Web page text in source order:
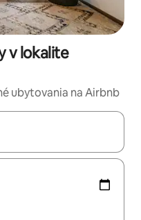
v lokalite
ubytovania na Airbnb
si ich prechádzať